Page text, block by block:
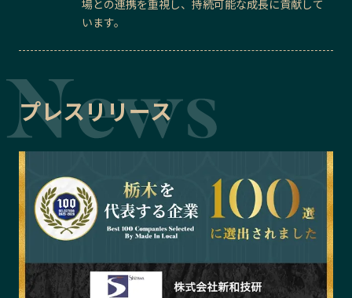
場との連携を重視し、持続可能な成長に貢献して
います。
プレスリリース